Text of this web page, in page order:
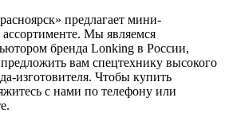
предлагает мини-
Мы являемся
бренда Lonking в России,
вам спецтехнику высокого
изготовителя. Чтобы купить
с нами по телефону или